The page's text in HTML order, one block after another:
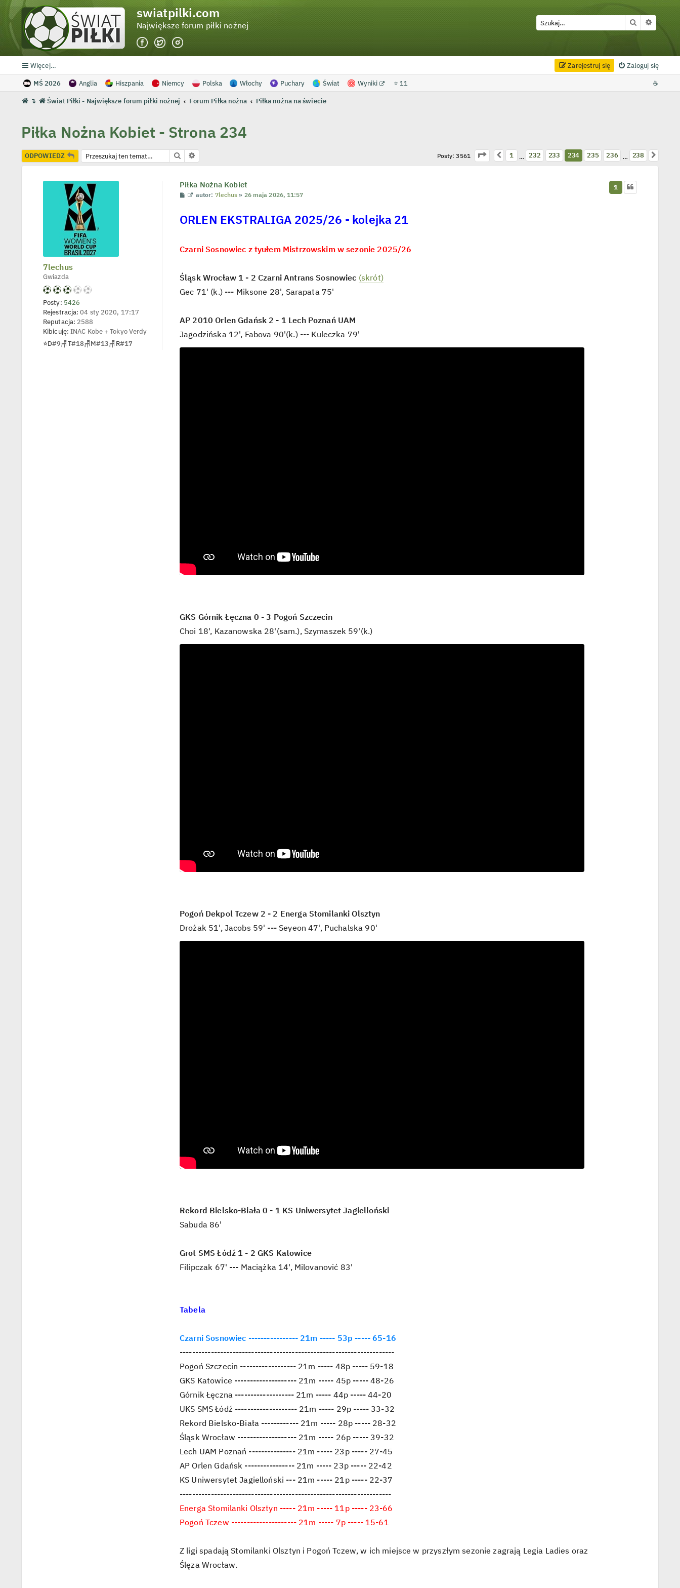
swiatpilki.com
Największe forum piłki nożnej Szukaj
Więcej… Zaloguj się
Zarejestruj się
MŚ 2026 Anglia Hiszpania Niemcy Polska Włochy Puchary Świat Wyniki ⭐ 11 ☕
↴ Świat Piłki - Największe forum piłki nożnej Forum Piłka nożna Piłka nożna na świecie
Piłka Nożna Kobiet - Strona 234
ODPOWIEDZ Szukaj Posty: 3561 Strona 234 238
Poprzednia
1 … 232 233 234 235 236 … 238
7lechus
Gwiazda
Posty: 5426
Rejestracja: 04 sty 2020, 17:17
Reputacja: 2588
Kibicuję: INAC Kobe + Tokyo Verdy
⭐D#9🪑T#18🪑M#13🪑R#17
Piłka Nożna Kobiet 1
P
t
W
w
i
p
d
n
p
s
autor: 7lechus » 26 maja 2026, 11:57
ORLEN EKSTRALIGA 2025/26 - kolejka 21
Czarni Sosnowiec z tyułem Mistrzowskim w sezonie 2025/26
Śląsk Wrocław 1 - 2 Czarni Antrans Sosnowiec (skrót)
Gec 71' (k.) --- Miksone 28', Sarapata 75'
AP 2010 Orlen Gdańsk 2 - 1 Lech Poznań UAM
Jagodzińska 12', Fabova 90'(k.) --- Kuleczka 79'
GKS Górnik Łęczna 0 - 3 Pogoń Szczecin
Choi 18', Kazanowska 28'(sam.), Szymaszek 59'(k.)
Pogoń Dekpol Tczew 2 - 2 Energa Stomilanki Olsztyn
Drożak 51', Jacobs 59' --- Seyeon 47', Puchalska 90'
Rekord Bielsko-Biała 0 - 1 KS Uniwersytet Jagielloński
Sabuda 86'
Grot SMS Łódź 1 - 2 GKS Katowice
Filipczak 67' --- Maciążka 14', Milovanović 83'
Tabela
Czarni Sosnowiec ---------------- 21m ----- 53p ----- 65-16
---------------------------------------------------------------------
Pogoń Szczecin ------------------ 21m ----- 48p ----- 59-18
GKS Katowice -------------------- 21m ----- 45p ----- 48-26
Górnik Łęczna ------------------- 21m ----- 44p ----- 44-20
UKS SMS Łódź -------------------- 21m ----- 29p ----- 33-32
Rekord Bielsko-Biała ------------ 21m ----- 28p ----- 28-32
Śląsk Wrocław ------------------- 21m ----- 26p ----- 39-32
Lech UAM Poznań --------------- 21m ----- 23p ----- 27-45
AP Orlen Gdańsk ---------------- 21m ----- 23p ----- 22-42
KS Uniwersytet Jagielloński --- 21m ----- 21p ----- 22-37
--------------------------------------------------------------------
Energa Stomilanki Olsztyn ----- 21m ----- 11p ----- 23-66
Pogoń Tczew --------------------- 21m ----- 7p ----- 15-61
Z ligi spadają Stomilanki Olsztyn i Pogoń Tczew, w ich miejsce w przyszłym sezonie zagrają Legia Ladies oraz
Ślęza Wrocław.